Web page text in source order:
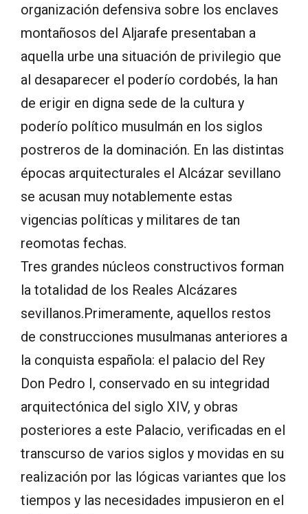
organización defensiva sobre los enclaves
montañosos del Aljarafe presentaban a
aquella urbe una situación de privilegio que
al desaparecer el poderío cordobés, la han
de erigir en digna sede de la cultura y
poderío político musulmán en los siglos
postreros de la dominación. En las distintas
épocas arquitecturales el Alcázar sevillano
se acusan muy notablemente estas
vigencias políticas y militares de tan
reomotas fechas.
Tres grandes núcleos constructivos forman
la totalidad de los Reales Alcázares
sevillanos.Primeramente, aquellos restos
de construcciones musulmanas anteriores a
la conquista española: el palacio del Rey
Don Pedro I, conservado en su integridad
arquitectónica del siglo XIV, y obras
posteriores a este Palacio, verificadas en el
transcurso de varios siglos y movidas en su
realización por las lógicas variantes que los
tiempos y las necesidades impusieron en el